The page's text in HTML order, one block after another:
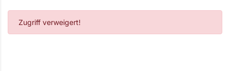
Zugriff verweigert!